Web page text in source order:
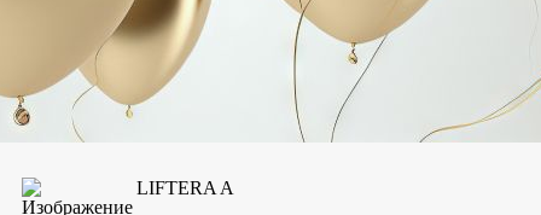
Европейские технологии
В нашей клинике используются
новейшие технологии на современном оборудовании —
подробнее
LIFTERA A